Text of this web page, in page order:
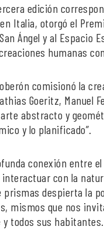
edición
Italia, otorgó el
Ángel y al Espacio
humanas
comisionó la
Goeritz, Manuel
abstracto y
y lo planificado”.
conexión entre
con la
despierta la
mismos que nos
y todos sus habitantes.